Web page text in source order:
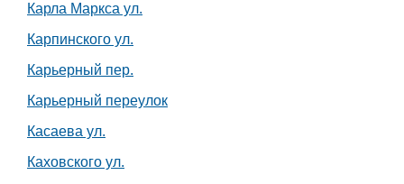
Карла Маркса ул.
Карпинского ул.
Карьерный пер.
Карьерный переулок
Касаева ул.
Каховского ул.